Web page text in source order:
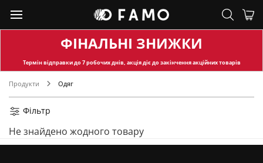
ФІНАЛЬНІ ЗНИЖКИ
Термін відправкидо 7 робочих днів, акція діє до закінчення акційних товарів
Продукти Одяг
Фільтр
Не знайдено жодного товару